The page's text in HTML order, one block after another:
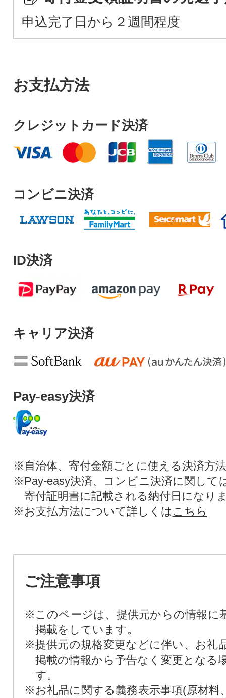
申込完了日から２週間程度
お支払方法
クレジットカード決済
コンビニ決済
ID決済
キャリア決済
Pay-easy決済
※自治体、寄付金額ごとに使える決済方
※Pay-easy決済、コンビニ決済に関して
寄付証明書に記載される納付日になり
※お支払方法について詳しくは こちら
ご注意事項
※このページは、提供元からの情報に
掲載をしています。
※提供元の規格変更などに伴い、お礼
掲載の情報から予告なく変更となる
す。
※お礼品に関する義務表示事項(原材料